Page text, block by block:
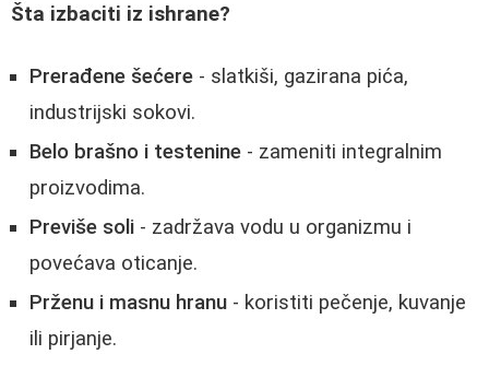
Šta izbaciti iz ishrane?
Prerađene šećere - slatkiši, gazirana pića,
industrijski sokovi.
Belo brašno i testenine - zameniti integralnim
proizvodima.
Previše soli - zadržava vodu u organizmu i
povećava oticanje.
Prženu i masnu hranu - koristiti pečenje, kuvanje
ili pirjanje.